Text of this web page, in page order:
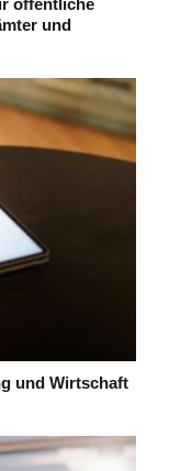
und
und Wirtschaft